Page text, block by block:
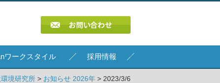
ワークスタイル 採用情報
境研究所 > お知らせ 2026年 > 2023/3/6